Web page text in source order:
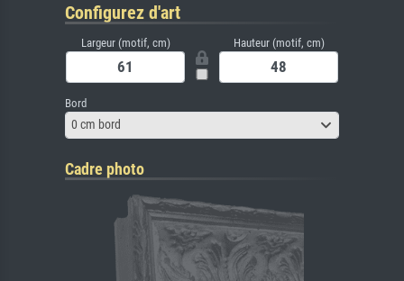
Configurez d'art
Largeur (motif, cm) Hauteur (motif, cm)
Bord
0 cm bord
Cadre photo